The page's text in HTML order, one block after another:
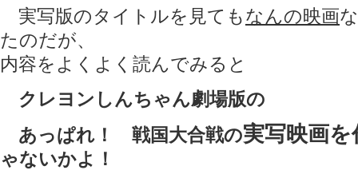
実写版のタイトルを見てもなんの映画
たのだが、
内容をよくよく読んでみると
クレヨンしんちゃん劇場版の
あっぱれ！ 戦国大合戦の実写映画
ゃないかよ！